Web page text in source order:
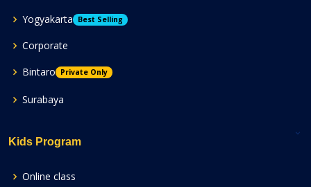
Yogyakarta Best Selling
Corporate
Bintaro
Private Only
Surabaya
Kids Program
Online class